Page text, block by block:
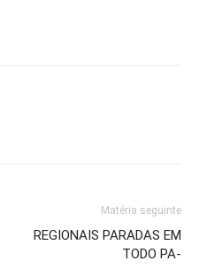
Matéria seguinte
REGIONAIS PARADAS EM
TODO PA-